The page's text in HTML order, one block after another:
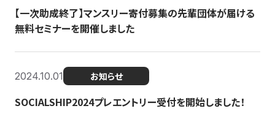
【一次助成終了】マンスリー寄付募集の先輩団体が届ける
無料セミナーを開催しました
2024.10.01 お知らせ
SOCIALSHIP2024プレエントリー受付を開始しました！